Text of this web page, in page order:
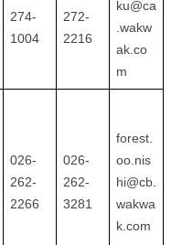
274-
1004
272-
2216
ku@ca
.wakw
ak.co
m
026-
262-
2266
026-
262-
3281
forest.
oo.nis
hi@cb.
wakwa
k.com